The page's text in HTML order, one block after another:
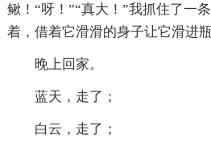
鳅！“呀！”“真大！”我抓住了一
着，借着它滑滑的身子让它滑进
晚上回家。
蓝天，走了；
白云，走了；